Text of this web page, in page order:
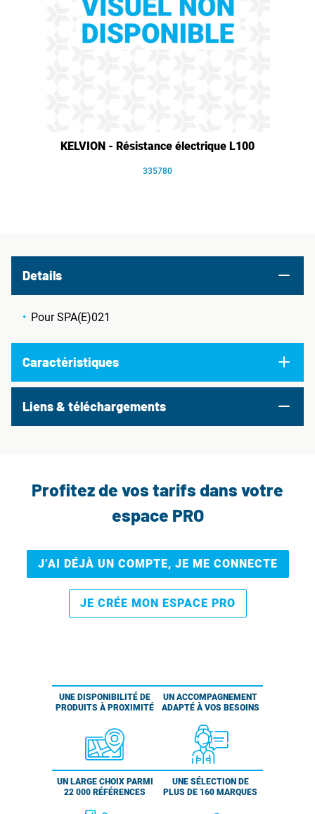
KELVION - Résistance électrique L100
335780
Details
Pour SPA(E)021
Caractéristiques
Liens & téléchargements
Profitez de vos tarifs dans votre
espace PRO
J’AI DÉJÀ UN COMPTE, JE ME CONNECTE
JE CRÉE MON ESPACE PRO
UNE DISPONIBILITÉ DE
PRODUITS À PROXIMITÉ
UN ACCOMPAGNEMENT
ADAPTÉ À VOS BESOINS
UN LARGE CHOIX PARMI
22 000 RÉFÉRENCES
UNE SÉLECTION DE
PLUS DE 160 MARQUES